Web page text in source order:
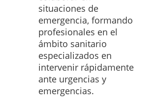
situaciones de
emergencia, formando
profesionales en el
ámbito sanitario
especializados en
intervenir rápidamente
ante urgencias y
emergencias.